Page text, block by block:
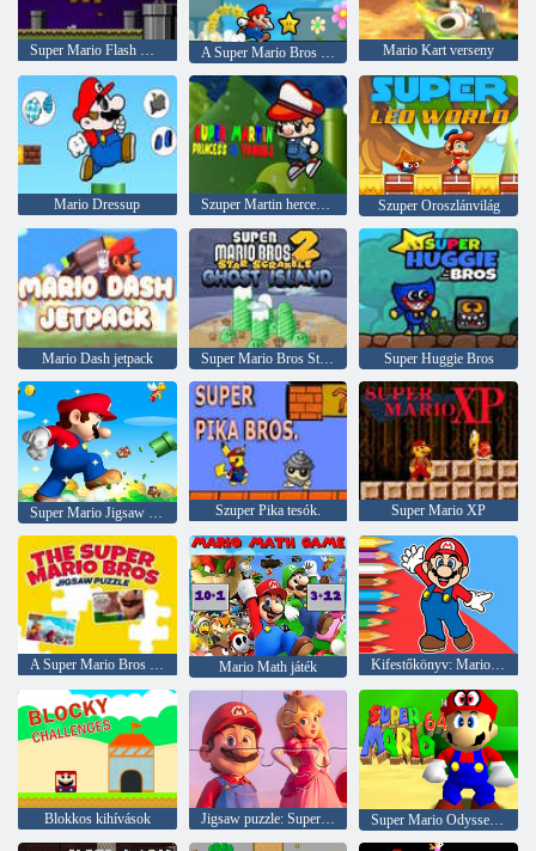
Super Mario Flash Halloween verzió Mario Kart verseny
Mario Dressup Szuper Martin hercegnő bajban Szuper Oroszlánvilág
Mario Dash jetpack Super Mario Bros Star Scramble 2 Ghost Island Super Huggie Bros
Szuper Pika tesók. Super Mario XP
A Super Mario Bros kirakós játék Mario Math játék Kifestőkönyv: Mario Happy Skating
Blokkos kihívások Jigsaw puzzle: Super Mario Super Mario Odyssey 64